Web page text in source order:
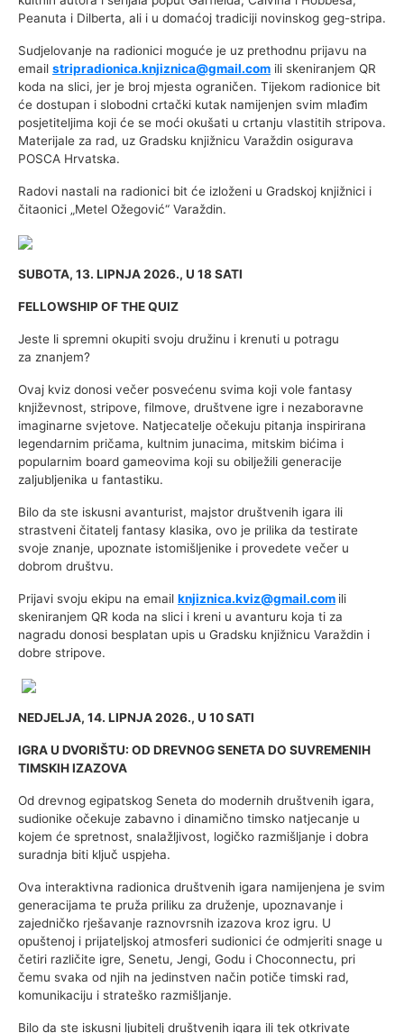
Peanuta i Dilberta, ali i u domaćoj tradiciji novinskog geg-stripa.
Sudjelovanje na radionici moguće je uz prethodnu prijavu na
email stripradionica.knjiznica@gmail.com ili skeniranjem QR
koda na slici, jer je broj mjesta ograničen. Tijekom radionice bit
će dostupan i slobodni crtački kutak namijenjen svim mlađim
posjetiteljima koji će se moći okušati u crtanju vlastitih stripova.
Materijale za rad, uz Gradsku knjižnicu Varaždin osigurava
POSCA Hrvatska.
Radovi nastali na radionici bit će izloženi u Gradskoj knjižnici i
čitaonici „Metel Ožegović“ Varaždin.
SUBOTA, 13. LIPNJA 2026., U 18 SATI
FELLOWSHIP OF THE QUIZ
Jeste li spremni okupiti svoju družinu i krenuti u potragu
za znanjem?
Ovaj kviz donosi večer posvećenu svima koji vole fantasy
književnost, stripove, filmove, društvene igre i nezaboravne
imaginarne svjetove. Natjecatelje očekuju pitanja inspirirana
legendarnim pričama, kultnim junacima, mitskim bićima i
popularnim board gameovima koji su obilježili generacije
zaljubljenika u fantastiku.
Bilo da ste iskusni avanturist, majstor društvenih igara ili
strastveni čitatelj fantasy klasika, ovo je prilika da testirate
svoje znanje, upoznate istomišljenike i provedete večer u
dobrom društvu.
Prijavi svoju ekipu na email knjiznica.kviz@gmail.com ili
skeniranjem QR koda na slici i kreni u avanturu koja ti za
nagradu donosi besplatan upis u Gradsku knjižnicu Varaždin i
dobre stripove.
NEDJELJA, 14. LIPNJA 2026., U 10 SATI
IGRA U DVORIŠTU: OD DREVNOG SENETA DO SUVREMENIH
TIMSKIH IZAZOVA
Od drevnog egipatskog Seneta do modernih društvenih igara,
sudionike očekuje zabavno i dinamično timsko natjecanje u
kojem će spretnost, snalažljivost, logičko razmišljanje i dobra
suradnja biti ključ uspjeha.
Ova interaktivna radionica društvenih igara namijenjena je svim
generacijama te pruža priliku za druženje, upoznavanje i
zajedničko rješavanje raznovrsnih izazova kroz igru. U
opuštenoj i prijateljskoj atmosferi sudionici će odmjeriti snage u
četiri različite igre, Senetu, Jengi, Godu i Choconnectu, pri
čemu svaka od njih na jedinstven način potiče timski rad,
komunikaciju i strateško razmišljanje.
Bilo da ste iskusni ljubitelj društvenih igara ili tek otkrivate